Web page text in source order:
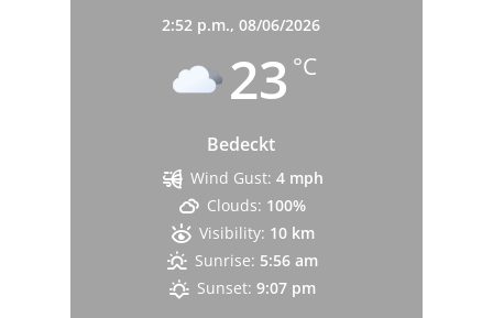
2:52 p.m., 08/06/2026
23 °C
Bedeckt
Wind Gust: 4 mph
Clouds: 100%
Visibility: 10 km
Sunrise: 5:56 am
Sunset: 9:07 pm